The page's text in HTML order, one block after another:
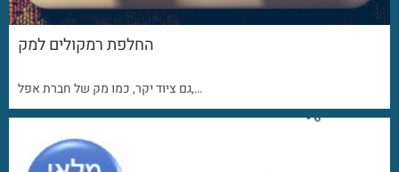
החלפת רמקולים למק
גם ציוד יקר, כמו מק של חברת אפל,…